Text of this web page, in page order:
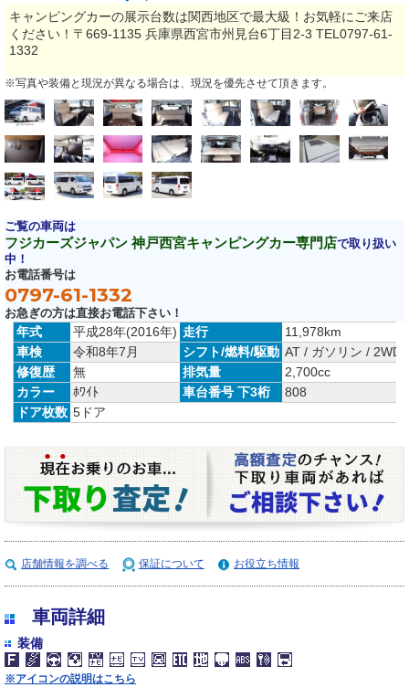
年式 平成28年(2016年) 走行
11,978km
車検
令和8年7月 シフト/燃料/駆動 AT / ガソリン / 2WD
修復歴
無 排気量
2,700cc
カラー
ﾎﾜｲﾄ 車台番号 下3桁
808
ドア枚数 5ドア
ご覧の車両は
フジカーズジャパン 神戸西宮キャンピングカー専門店で取り扱い
中！
お電話番号は
0797-61-1332
お急ぎの方は直接お電話下さい！
キャンピングカーの展示台数は関西地区で最大級！お気軽にご来店
ください！〒669-1135 兵庫県西宮市州見台6丁目2-3 TEL0797-61-
1332
※写真や装備と現況が異なる場合は、現況を優先させて頂きます。
店舗情報を調べる 保証について お役立ち情報
車両詳細
装備
※アイコンの説明はこちら